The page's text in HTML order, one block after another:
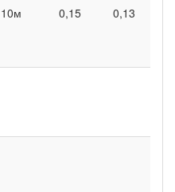
10м 0,15 0,13